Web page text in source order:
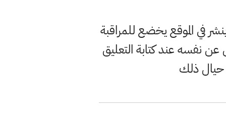
في الموقع يخضع للمراقبة
نفسه عند كتابة التعليق
حيال ذلك